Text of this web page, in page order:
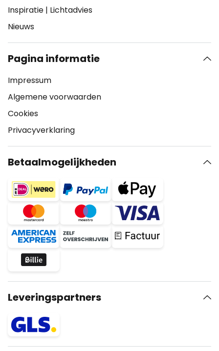
Inspiratie | Lichtadvies
Nieuws
Pagina informatie
Impressum
Algemene voorwaarden
Cookies
Privacyverklaring
Betaalmogelijkheden
Leveringspartners